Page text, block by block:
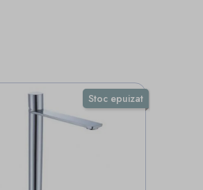
Stoc epuizat